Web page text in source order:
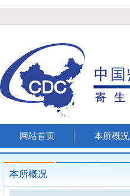
网站首页 本所概况
本所概况